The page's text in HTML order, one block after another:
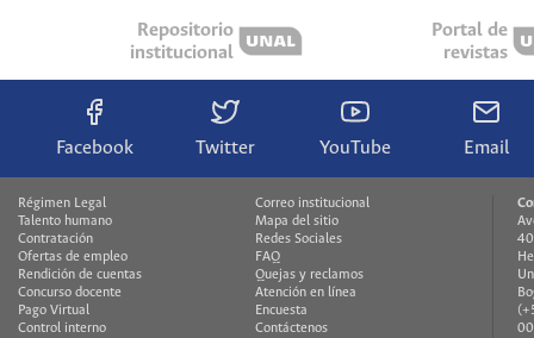
Repositorio
institucional
Portal de
revistas
Facebook Twitter YouTube Email
Régimen Legal
Talento humano
Contratación
Ofertas de empleo
Rendición de cuentas
Concurso docente
Pago Virtual
Control interno
Correo institucional
Mapa del sitio
Redes Sociales
FAQ
Quejas y reclamos
Atención en línea
Encuesta
Contáctenos